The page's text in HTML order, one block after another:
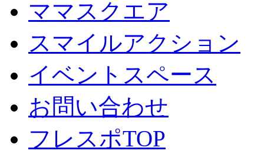
ママスクエア
スマイルアクション
イベントスペース
お問い合わせ
フレスポTOP